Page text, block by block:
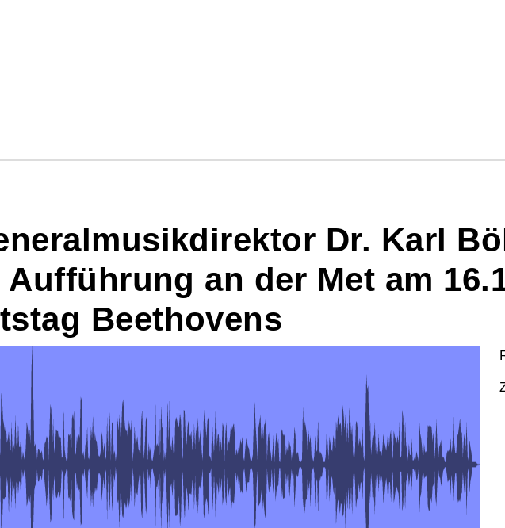
Dr. Karl
an der Met am
Beethovens